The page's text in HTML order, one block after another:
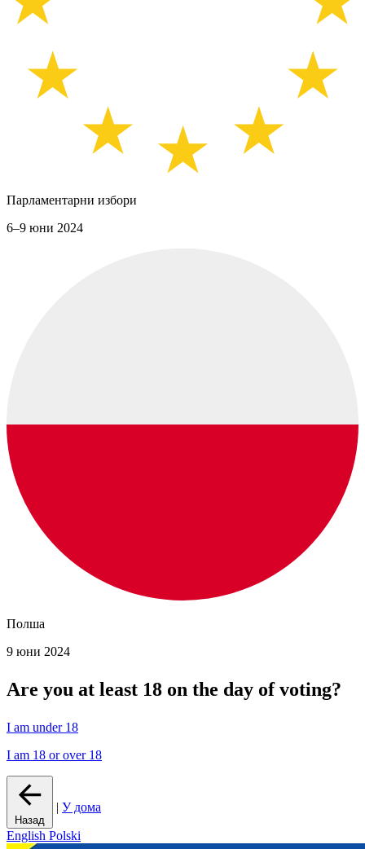
Парламентарни избори
6–9 юни 2024
Полша
9 юни 2024
Are you at least 18 on the day of voting?
I am under 18
I am 18 or over 18
Назад
| У дома
English Polski